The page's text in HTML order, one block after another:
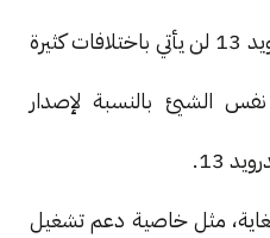
والتي توحي لنا أن نظام الأندرويد 13 لن يأتي باختلافات كثيرة
الشيئ بالنسبة لإصدار
مثل خاصية دعم تشغيل